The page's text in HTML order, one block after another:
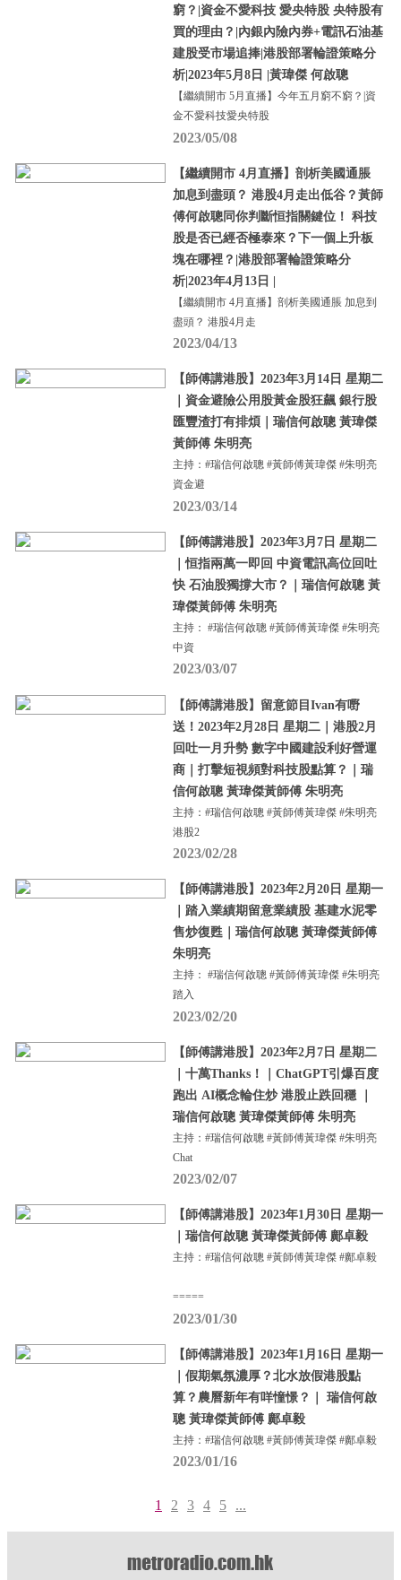
窮？|資金不愛科技 愛央特股 央特股有
買的理由？|內銀內險內券+電訊石油基
建股受市場追捧|港股部署輪證策略分
析|2023年5月8日 |黃瑋傑 何啟聰
【繼續開市 5月直播】今年五月窮不窮？|資
金不愛科技愛央特股
2023/05/08
【繼續開市 4月直播】剖析美國通脹
加息到盡頭？ 港股4月走出低谷？黃師
傅何啟聰同你判斷恒指關鍵位！ 科技
股是否已經否極泰來？下一個上升板
塊在哪裡？|港股部署輪證策略分
析|2023年4月13日 |
【繼續開市 4月直播】剖析美國通脹 加息到
盡頭？ 港股4月走
2023/04/13
【師傅講港股】2023年3月14日 星期二
｜資金避險公用股黃金股狂飆 銀行股
匯豐渣打有排煩｜瑞信何啟聰 黃瑋傑
黃師傅 朱明亮
主持：#瑞信何啟聰 #黃師傅黃瑋傑 #朱明亮
資金避
2023/03/14
【師傅講港股】2023年3月7日 星期二
｜恒指兩萬一即回 中資電訊高位回吐
快 石油股獨撐大市？｜瑞信何啟聰 黃
瑋傑黃師傅 朱明亮
主持： #瑞信何啟聰 #黃師傅黃瑋傑 #朱明亮
中資
2023/03/07
【師傅講港股】留意節目Ivan有嘢
送！2023年2月28日 星期二｜港股2月
回吐一月升勢 數字中國建設利好營運
商｜打擊短視頻對科技股點算？｜瑞
信何啟聰 黃瑋傑黃師傅 朱明亮
主持：#瑞信何啟聰 #黃師傅黃瑋傑 #朱明亮
港股2
2023/02/28
【師傅講港股】2023年2月20日 星期一
｜踏入業績期留意業績股 基建水泥零
售炒復甦｜瑞信何啟聰 黃瑋傑黃師傅
朱明亮
主持： #瑞信何啟聰 #黃師傅黃瑋傑 #朱明亮
踏入
2023/02/20
【師傅講港股】2023年2月7日 星期二
｜十萬Thanks！｜ChatGPT引爆百度
跑出 AI概念輪住炒 港股止跌回穩 ｜
瑞信何啟聰 黃瑋傑黃師傅 朱明亮
主持：#瑞信何啟聰 #黃師傅黃瑋傑 #朱明亮
Chat
2023/02/07
【師傅講港股】2023年1月30日 星期一
｜瑞信何啟聰 黃瑋傑黃師傅 鄺卓毅
主持：#瑞信何啟聰 #黃師傅黃瑋傑 #鄺卓毅
=====
2023/01/30
【師傅講港股】2023年1月16日 星期一
｜假期氣氛濃厚？北水放假港股點
算？農曆新年有咩憧憬？｜ 瑞信何啟
聰 黃瑋傑黃師傅 鄺卓毅
主持：#瑞信何啟聰 #黃師傅黃瑋傑 #鄺卓毅
2023/01/16
1 2 3 4 5 ...